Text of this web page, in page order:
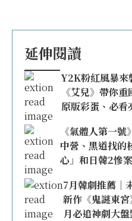
延伸閱讀
Y2K粉紅風暴來
《艾兒》帶你
原版彩蛋、必看
《氣體人第一
中營、黑道找的
心」和日韓2慘
7月韓劇推薦｜
新作《鬼謎東
月必追神劇大